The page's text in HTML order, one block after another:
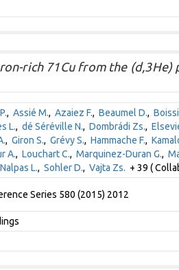
rich 71Cu from the (d,3He)
, Assié M., Azaiez F., Beaumel D.,
L., dé Séréville N., Dombrádi Zs.,
, Giron S., Grévy S., Hammache F.,
A., Louchart C., Marquinez-Duran G.,
Nalpas L., Sohler D., Vajta Zs. + 39 (
Series 580 (2015) 2012